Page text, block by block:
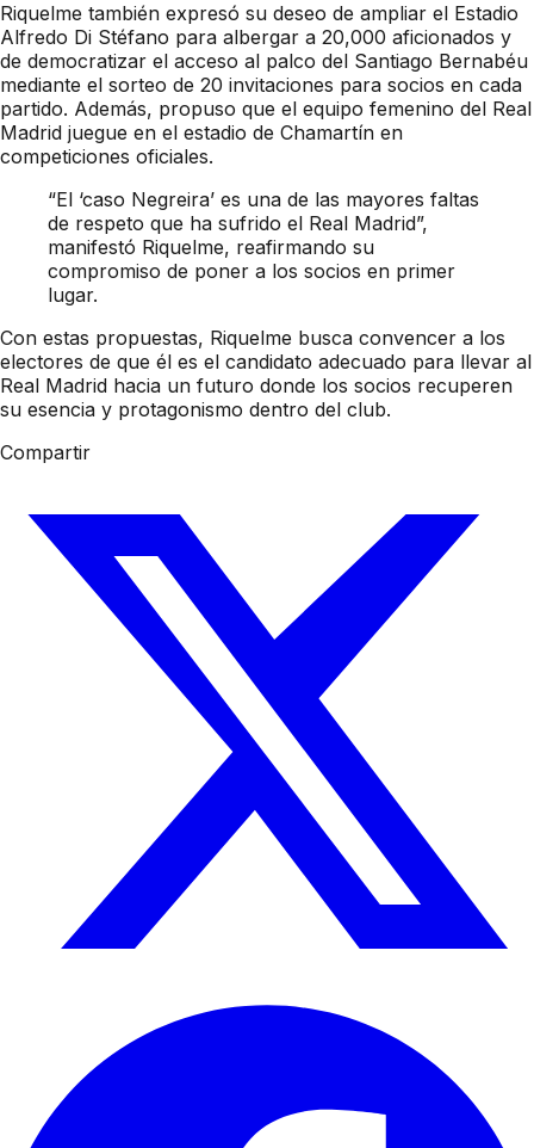
Riquelme también expresó su deseo de ampliar el Estadio
Alfredo Di Stéfano para albergar a 20,000 aficionados y
de democratizar el acceso al palco del Santiago Bernabéu
mediante el sorteo de 20 invitaciones para socios en cada
partido. Además, propuso que el equipo femenino del Real
Madrid juegue en el estadio de Chamartín en
competiciones oficiales.
“El ‘caso Negreira’ es una de las mayores faltas
de respeto que ha sufrido el Real Madrid”,
manifestó Riquelme, reafirmando su
compromiso de poner a los socios en primer
lugar.
Con estas propuestas, Riquelme busca convencer a los
electores de que él es el candidato adecuado para llevar al
Real Madrid hacia un futuro donde los socios recuperen
su esencia y protagonismo dentro del club.
Compartir